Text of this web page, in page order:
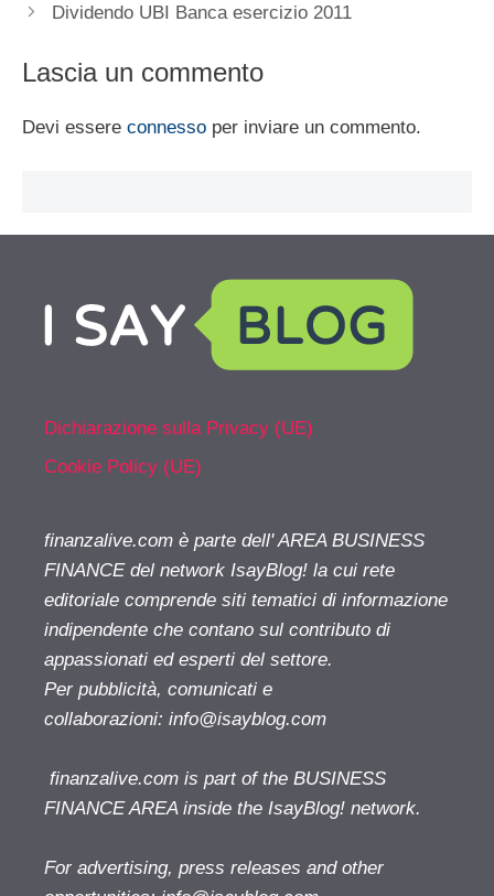
Dividendo UBI Banca esercizio 2011
Lascia un commento
Devi essere connesso per inviare un commento.
Dichiarazione sulla Privacy (UE)
Cookie Policy (UE)
finanzalive.com è parte dell' AREA BUSINESS
FINANCE del network IsayBlog! la cui rete
editoriale comprende siti tematici di informazione
indipendente che contano sul contributo di
appassionati ed esperti del settore.
Per pubblicità, comunicati e
collaborazioni: info@isayblog.com
finanzalive.com is part of the BUSINESS
FINANCE AREA inside the IsayBlog! network.
For advertising, press releases and other